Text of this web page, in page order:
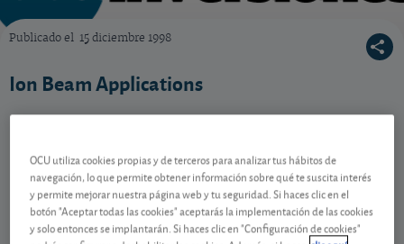
Publicado el 15 diciembre 1998
Ion Beam Applications
Contenido reservado a SOCIOS
Gestiona tu dinero con visión
OCU utiliza cookies propias y de terceros para analizar tus hábitos de
navegación, lo que permite obtener información sobre qué te suscita interés
y permite mejorar nuestra página web y tu seguridad. Si haces clic en el
botón "Aceptar todas las cookies" aceptarás la implementación de las cookies
y solo entonces se implantarán. Si haces clic en "Configuración de cookies"